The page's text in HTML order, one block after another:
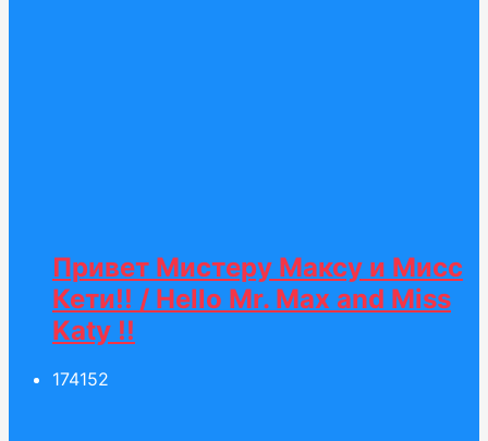
Привет Мистеру Максу и Мисс
Кети!! / Hello Mr. Max and Miss
Katy !!
174152